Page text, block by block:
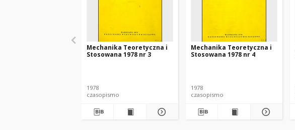
Mechanika Teoretyczna i
Stosowana 1978 nr 3
1978
czasopismo
Mechanika Teoretyczna i
Stosowana 1978 nr 4
1978
czasopismo